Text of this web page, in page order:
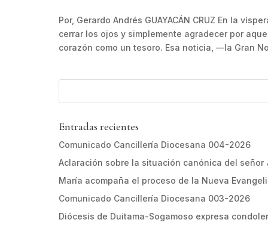
Por, Gerardo Andrés GUAYACÁN CRUZ En la
cerrar los ojos y simplemente agradecer por
corazón como un tesoro. Esa noticia, —la Gran
Entradas recientes
Comunicado Cancillería Diocesana 004-2026
Aclaración sobre la situación canónica del señor
María acompaña el proceso de la Nueva
Comunicado Cancillería Diocesana 003-2026
Diócesis de Duitama-Sogamoso expresa